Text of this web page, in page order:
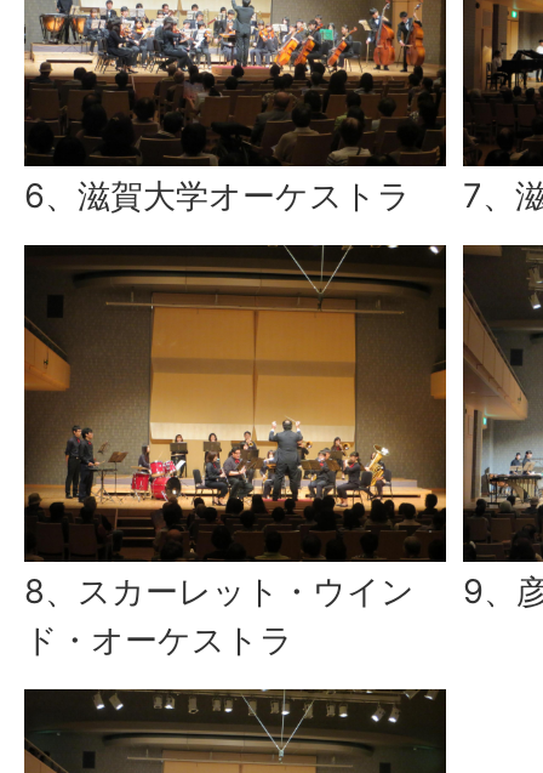
6、滋賀大学オーケストラ 7、
8、スカーレット・ウイン
ド・オーケストラ
9、